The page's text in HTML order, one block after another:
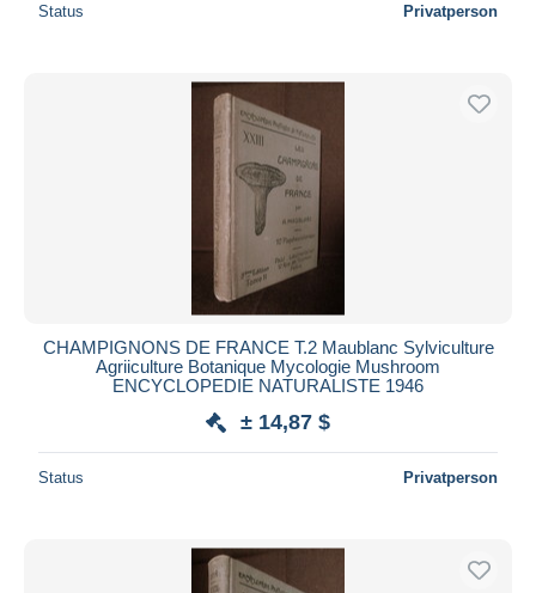
Status Privatperson
CHAMPIGNONS DE FRANCE T.2 Maublanc Sylviculture
Agriiculture Botanique Mycologie Mushroom
ENCYCLOPEDIE NATURALISTE 1946
± 14,87 $
Status Privatperson